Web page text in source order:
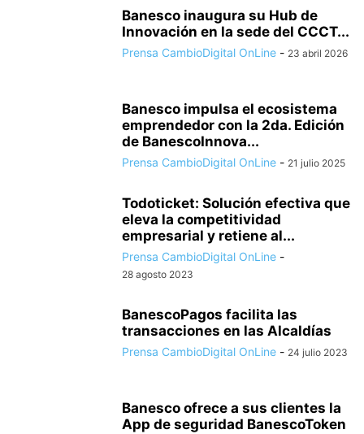
Banesco inaugura su Hub de
Innovación en la sede del CCCT...
Prensa CambioDigital OnLine - 23 abril 2026
Banesco impulsa el ecosistema
emprendedor con la 2da. Edición
de BanescoInnova...
Prensa CambioDigital OnLine - 21 julio 2025
Todoticket: Solución efectiva que
eleva la competitividad
empresarial y retiene al...
Prensa CambioDigital OnLine -
28 agosto 2023
BanescoPagos facilita las
transacciones en las Alcaldías
Prensa CambioDigital OnLine - 24 julio 2023
Banesco ofrece a sus clientes la
App de seguridad BanescoToken